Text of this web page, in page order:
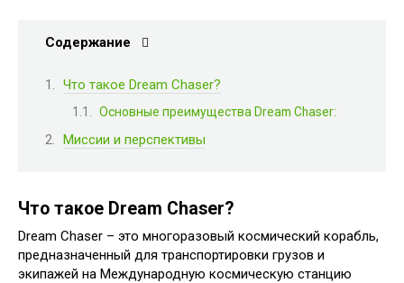
Содержание
Что такое Dream Chaser?
Основные преимущества Dream Chaser:
Миссии и перспективы
Что такое Dream Chaser?
Dream Chaser – это многоразовый космический корабль,
предназначенный для транспортировки грузов и
экипажей на Международную космическую станцию